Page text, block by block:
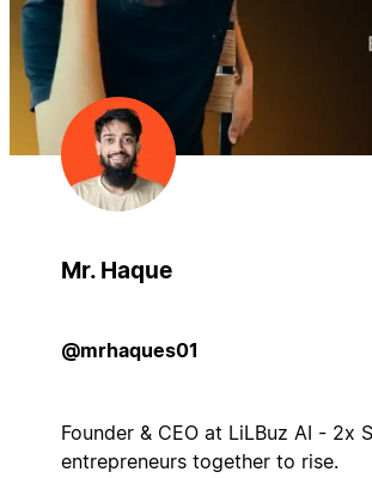
Mr. Haque
@mrhaques01
Founder & CEO at LiLBuz AI - 2x
entrepreneurs together to rise.